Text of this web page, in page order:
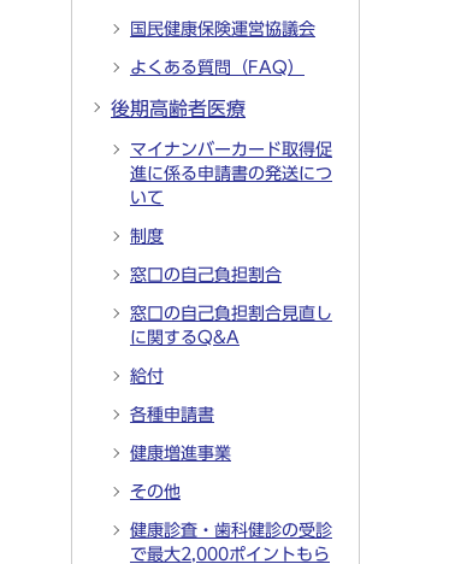
国民健康保険運営協議会
よくある質問（FAQ）
後期高齢者医療
マイナンバーカード取得促
進に係る申請書の発送につ
いて
制度
窓口の自己負担割合
窓口の自己負担割合見直し
に関するQ&A
給付
各種申請書
健康増進事業
その他
健康診査・歯科健診の受診
で最大2,000ポイントもら